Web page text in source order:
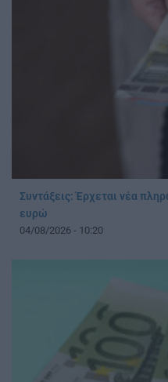
Συντάξεις: Έρχεται νέα
ευρώ
04/08/2026 - 10:20